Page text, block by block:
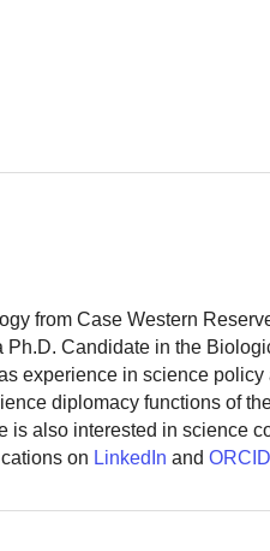
from Case Western
Ph.D. Candidate in the
experience in science
diplomacy functions of
is also interested in science
on LinkedIn andORCID